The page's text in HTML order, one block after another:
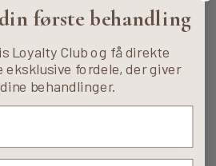
første behandling
Loyalty Club og få direkte
fordele, der giver
behandlinger.